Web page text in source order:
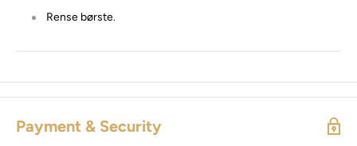
Rense børste.
Payment & Security